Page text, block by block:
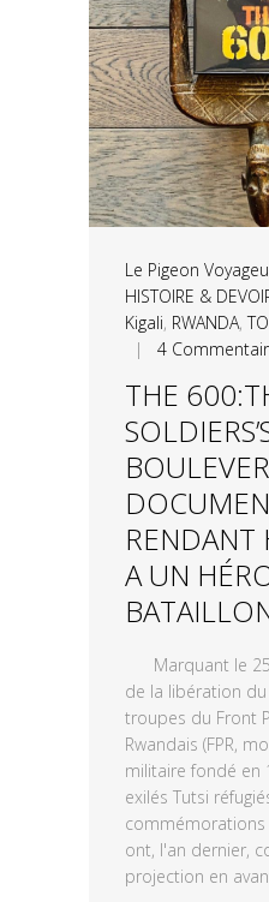
Le Pigeon
HISTOIRE &
Kigali, RWANDA,
| 4
THE
A UN
Marquant le 25
de la libération
troupes du Front
Rwandais (FPR,
militaire fondé en
exilés Tutsi
ont, l'an dernier,
projection en